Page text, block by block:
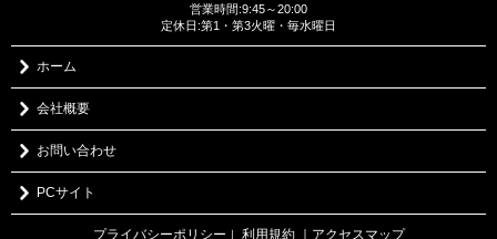
営業時間:9:45～20:00
定休日:第1・第3火曜・毎水曜日
ホーム
会社概要
お問い合わせ
PCサイト
プライバシーポリシー ｜ 利用規約 ｜アクセスマップ